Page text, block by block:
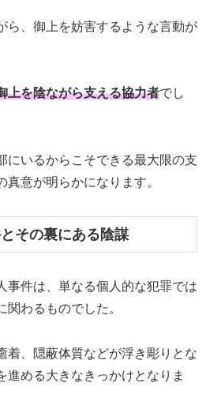
ら、御上を妨害するような言動が
上を陰ながら支える協力者でし
にいるからこそできる最大限の支
意が明らかになります。
その裏にある陰謀
事件は、単なる個人的な犯罪では
関わるものでした。
着、隠蔽体質などが浮き彫りとな
進める大きなきっかけとなりま